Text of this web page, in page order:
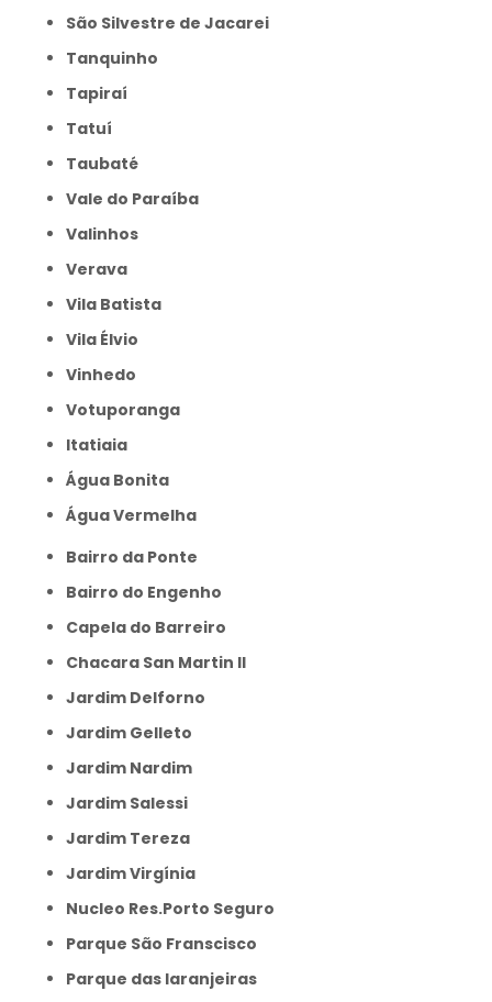
São Silvestre de Jacarei
Tanquinho
Tapiraí
Tatuí
Taubaté
Vale do Paraíba
Valinhos
Verava
Vila Batista
Vila Élvio
Vinhedo
Votuporanga
itatiaia
Água Bonita
Água Vermelha
Bairro da Ponte
Bairro do Engenho
Capela do Barreiro
Chacara San Martin II
Jardim Delforno
Jardim Gelleto
Jardim Nardim
Jardim Salessi
Jardim Tereza
Jardim Virgínia
Nucleo Res.Porto Seguro
Parque São Franscisco
Parque das laranjeiras